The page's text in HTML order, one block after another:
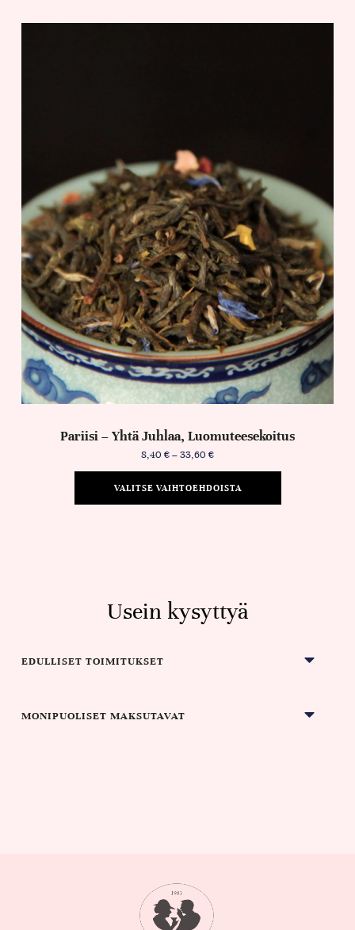
Pariisi – Yhtä Juhlaa, Luomuteesekoitus
8,40 €–33,60 €
VALITSE VAIHTOEHDOISTA
Usein kysyttyä
EDULLISET TOIMITUKSET
MONIPUOLISET MAKSUTAVAT